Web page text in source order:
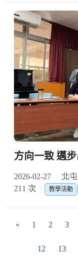
方向一致 邁
2026-02-27 北
211 次
教學活動
« 1 2 3
12 13